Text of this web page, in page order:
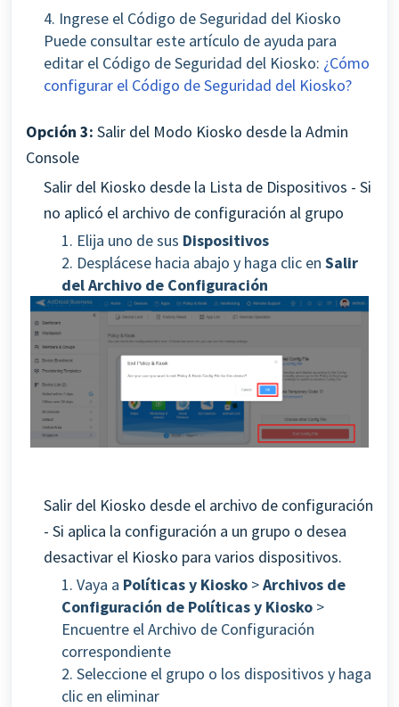
4. Ingrese el Código de Seguridad del Kiosko
Puede consultar este artículo de ayuda para
editar el Código de Seguridad del Kiosko: ¿Cómo
configurar el Código de Seguridad del Kiosko?
Opción 3: Salir del Modo Kiosko desde la Admin
Console
Salir del Kiosko desde la Lista de Dispositivos - Si
no aplicó el archivo de configuración al grupo
1. Elija uno de sus Dispositivos
2. Desplácese hacia abajo y haga clic en Salir
del Archivo de Configuración
Salir del Kiosko desde el archivo de configuración
- Si aplica la configuración a un grupo o desea
desactivar el Kiosko para varios dispositivos.
1. Vaya a Políticas y Kiosko >Archivos de
Configuración de Políticas y Kiosko >
Encuentre el Archivo de Configuración
correspondiente
2. Seleccione el grupo o los dispositivos y haga
clic en eliminar